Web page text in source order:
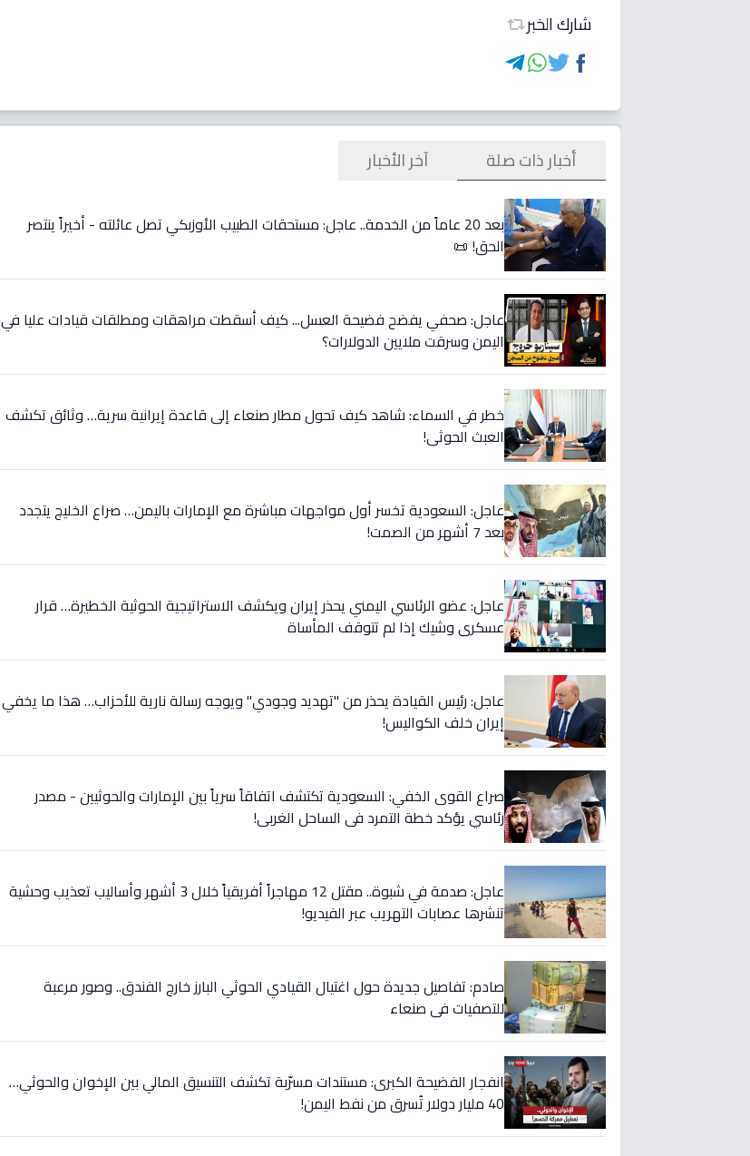
شارك الخبر
أخبار ذات صلة آخر الأخبار
بعد 20 عاماً من الخدمة.. عاجل: مستحقات الطبيب الأوزبكي تصل عائلته - أخيراً ينتصر
الحق! 📜
عاجل: صحفي يفضح فضيحة العسل... كيف أسقطت مراهقات ومطلقات قيادات عليا في
اليمن وسرقت ملايين الدولارات؟
خطر في السماء: شاهد كيف تحول مطار صنعاء إلى قاعدة إيرانية سرية… وثائق تكشف
العبث الحوثي!
عاجل: السعودية تخسر أول مواجهات مباشرة مع الإمارات باليمن… صراع الخليج يتجدد
بعد 7 أشهر من الصمت!
عاجل: عضو الرئاسي اليمني يحذر إيران ويكشف الاستراتيجية الحوثية الخطيرة… قرار
عسكري وشيك إذا لم تتوقف المأساة
عاجل: رئيس القيادة يحذر من "تهديد وجودي" ويوجه رسالة نارية للأحزاب… هذا ما يخفي
إيران خلف الكواليس!
صراع القوى الخفي: السعودية تكتشف اتفاقاً سرياً بين الإمارات والحوثيين - مصدر
رئاسي يؤكد خطة التمرد في الساحل الغربي!
عاجل: صدمة في شبوة.. مقتل 12 مهاجراً أفريقياً خلال 3 أشهر وأساليب تعذيب وحشية
تنشرها عصابات التهريب عبر الفيديو!
صادم: تفاصيل جديدة حول اغتيال القيادي الحوثي البارز خارج الفندق.. وصور مرعبة
للتصفيات في صنعاء
انفجار الفضيحة الكبرى: مستندات مسرّبة تكشف التنسيق المالي بين الإخوان والحوثي…
40 مليار دولار تُسرق من نفط اليمن!